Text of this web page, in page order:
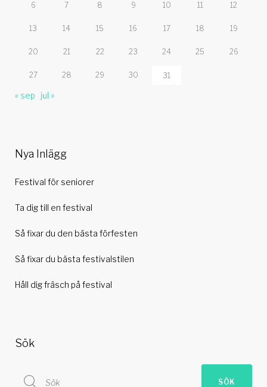
6 7 8 9 10 11 12
13 14 15 16 17 18 19
20 21 22 23 24 25 26
27 28 29 30 31
« sep jul »
Nya Inlägg
Festival för seniorer
Ta dig till en festival
Så fixar du den bästa förfesten
Så fixar du bästa festivalstilen
Håll dig fräsch på festival
Sök
for:
SÖK